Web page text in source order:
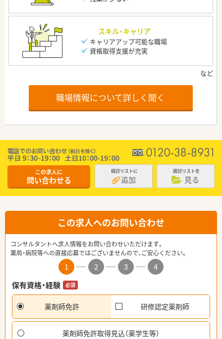
スキル・キャリア
キャリアアップ可能な職場
資格取得支援が充実
職場情報について詳しく聞く
この求人に
問い合わせる
検討リストに
追加
検討リストを
見る
この求人へのお問い合わせ
コンサルタントへ求人情報をお問い合わせいただけます。
薬局・病院等への直接応募ではございませんので、ご安心ください。
1 2 3
4
保有資格・経験
必須
薬剤師免許 研修認定薬剤師
薬剤師免許取得見込（薬学生等）